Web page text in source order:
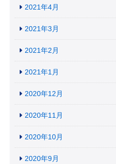
2021年4月
2021年3月
2021年2月
2021年1月
2020年12月
2020年11月
2020年10月
2020年9月